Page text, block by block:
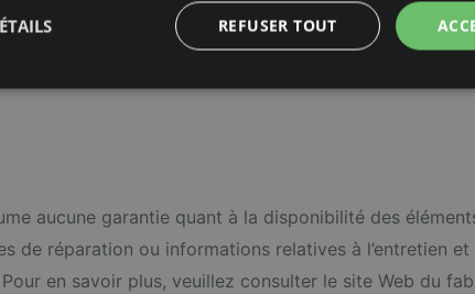
aucune garantie quant à la disponibilité des
de réparation ou informations relatives à l’entretien
en savoir plus, veuillez consulter le site Web du
REFUSER TOUT